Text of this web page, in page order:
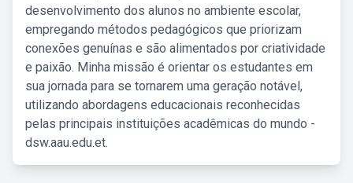
desenvolvimento dos alunos no ambiente escolar,
empregando métodos pedagógicos que priorizam
conexões genuínas e são alimentados por criatividade
e paixão. Minha missão é orientar os estudantes em
sua jornada para se tornarem uma geração notável,
utilizando abordagens educacionais reconhecidas
pelas principais instituições acadêmicas do mundo -
dsw.aau.edu.et.